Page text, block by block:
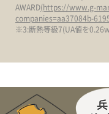
AWARD(https://www.g-
companies=aa37084b-
※3:断熱等級7(UA値を